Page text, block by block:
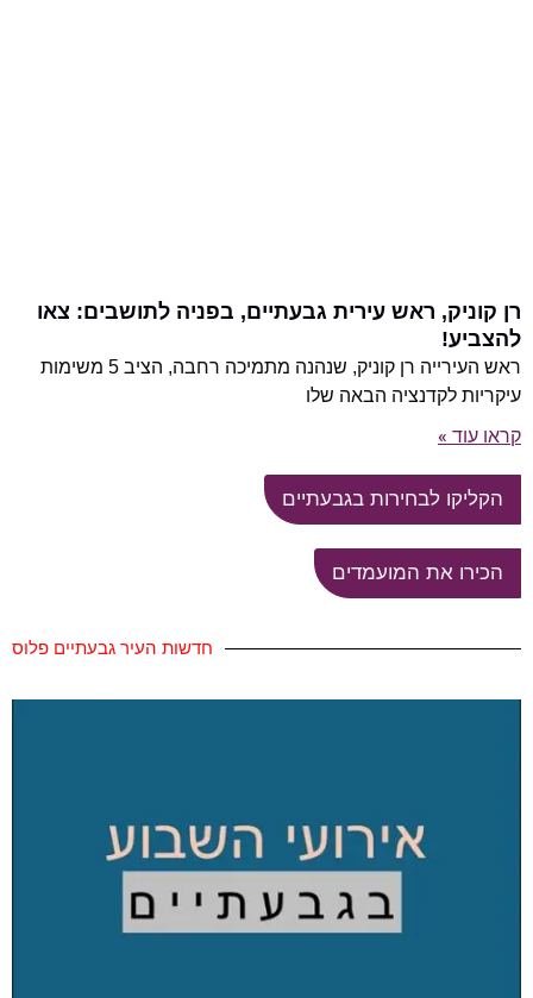
רן קוניק, ראש עירית גבעתיים, בפניה לתושבים: צאו
להצביע!
ראש העירייה רן קוניק, שנהנה מתמיכה רחבה, הציב 5 משימות
עיקריות לקדנציה הבאה שלו
קראו עוד »
הקליקו לבחירות בגבעתיים
הכירו את המועמדים
חדשות העיר גבעתיים פלוס